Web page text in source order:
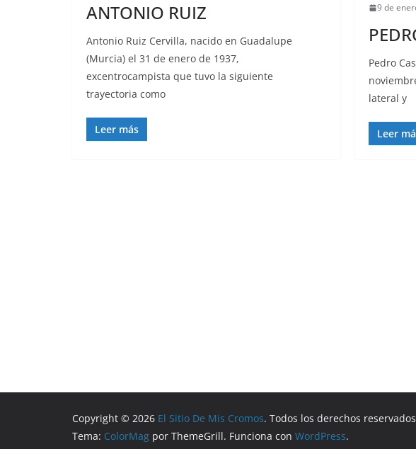
ANTONIO RUIZ
Antonio Ruiz Cervilla, nacido en Guadalupe
(Murcia) el 31 de enero de 1937,
excentrocampista que tuvo la siguiente
trayectoria como
Leer más
9 de
Pedro
lateral y
Leer
Copyright © 2026 El Sitio De Mis Cromos. Todos los derechos
Tema: ColorMag por ThemeGrill. Funciona con WordPress.